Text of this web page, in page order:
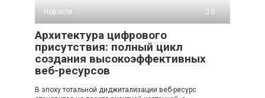
Новости
0
Архитектура цифрового
присутствия: полный цикл
создания высокоэффективных
веб-ресурсов
В эпоху тотальной диджитализации веб-ресурс